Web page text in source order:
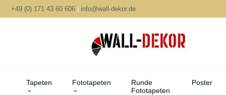
+49 (0) 171 43 60 606 | info@wall-dekor.de
Tapeten Fototapeten
Runde
Fototapeten
Poster